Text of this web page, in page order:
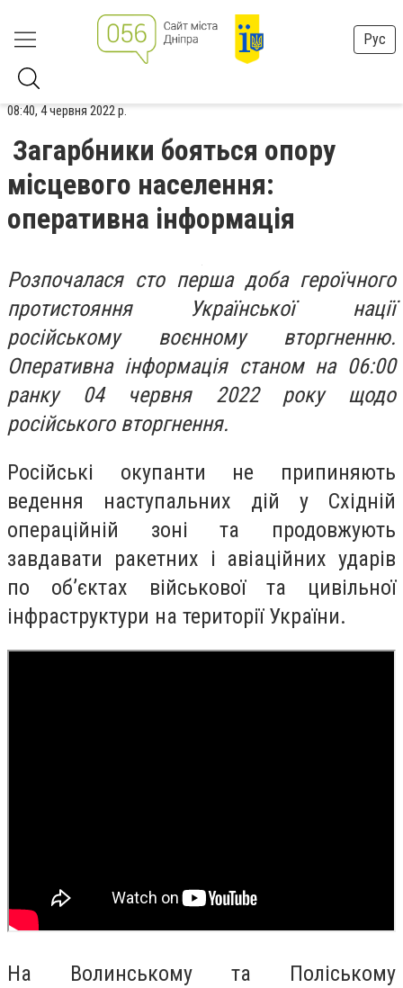
Рус
08:40, 4 червня 2022 р.
Загарбники бояться опору
місцевого населення:
оперативна інформація
Розпочалася сто перша доба героїчного
протистояння Української нації
російському воєнному вторгненню.
Оперативна інформація станом на 06:00
ранку 04 червня 2022 року щодо
російського вторгнення.
Російські окупанти не припиняють
ведення наступальних дій у Східній
операційній зоні та продовжують
завдавати ракетних і авіаційних ударів
по об’єктах військової та цивільної
інфраструктури на території України.
На Волинському та Поліському